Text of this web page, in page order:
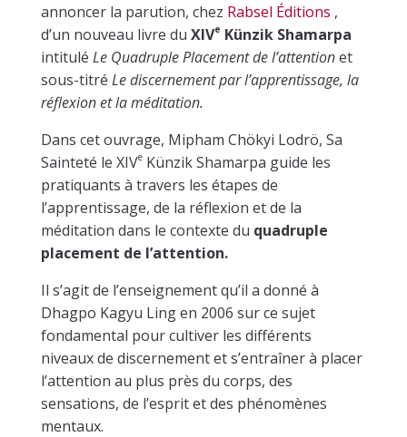
annoncer la parution, chez Rabsel Éditions ,
d’un nouveau livre du XIVe Künzik Shamarpa
intitulé Le Quadruple Placement de l’attentionet
sous-titré Le discernement par l’apprentissage, la
réflexion et la méditation.
Dans cet ouvrage, Mipham Chökyi Lodrö, Sa
Sainteté le XIVeKünzik Shamarpa guide les
pratiquants à travers les étapes de
l’apprentissage, de la réflexion et de la
méditation dans le contexte du quadruple
placement de l’attention.
Il s’agit de l’enseignement qu’il a donné à
Dhagpo Kagyu Ling en 2006 sur ce sujet
fondamental pour cultiver les différents
niveaux de discernement et s’entraîner à placer
l’attention au plus près du corps, des
sensations, de l’esprit et des phénomènes
mentaux.